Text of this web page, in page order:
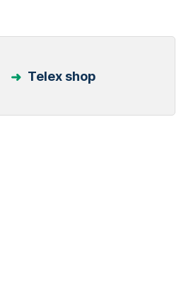
Telex shop